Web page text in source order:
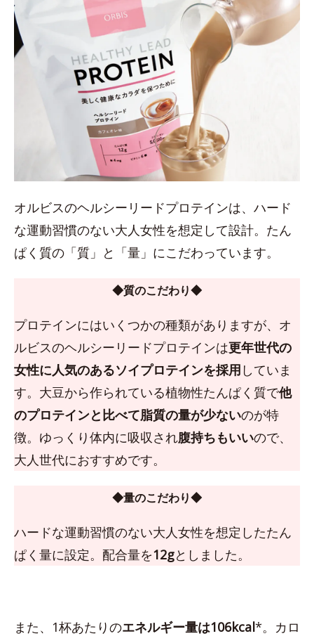
オルビスのヘルシーリードプロテインは、ハード
な運動習慣のない大人女性を想定して設計。たん
ぱく質の「質」と「量」にこだわっています。
◆質のこだわり◆
プロテインにはいくつかの種類がありますが、オ
ルビスのヘルシーリードプロテインは更年世代の
女性に人気のあるソイプロテインを採用 していま
す。大豆から作られている植物性たんぱく質で他
のプロテインと比べて脂質の量が少ないのが特
徴。ゆっくり体内に吸収され腹持ちもいいので、
大人世代におすすめです。
◆量のこだわり◆
ハードな運動習慣のない大人女性を想定したたん
ぱく量に設定。配合量を12gとしました。
また、1杯あたりのエネルギー量は106kcal*。カロ